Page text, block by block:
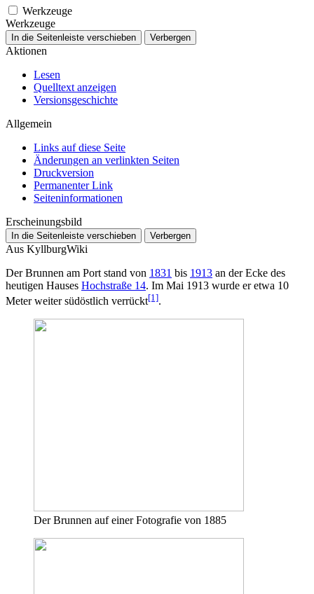
Werkzeuge
Werkzeuge
In die Seitenleiste verschieben Verbergen
Aktionen
Lesen
Quelltext anzeigen
Versionsgeschichte
Allgemein
Links auf diese Seite
Änderungen an verlinkten Seiten
Druckversion
Permanenter Link
Seiten­­informationen
Erscheinungsbild
In die Seitenleiste verschieben Verbergen
Aus KyllburgWiki
DerBrunnen am Port stand von 1831 bis 1913 an der Ecke des
heutigen Hauses Hochstraße 14. Im Mai 1913 wurde er etwa 10
Meter weiter südöstlich verrückt[1].
Der Brunnen auf einer Fotografie von 1885